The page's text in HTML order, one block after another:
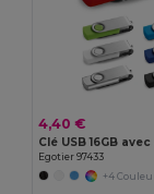
4,40 €
Egotier 97433
+4